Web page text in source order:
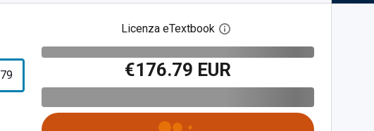
Licenza eTextbook Apri la finestra di dialogo
€176.79 EUR